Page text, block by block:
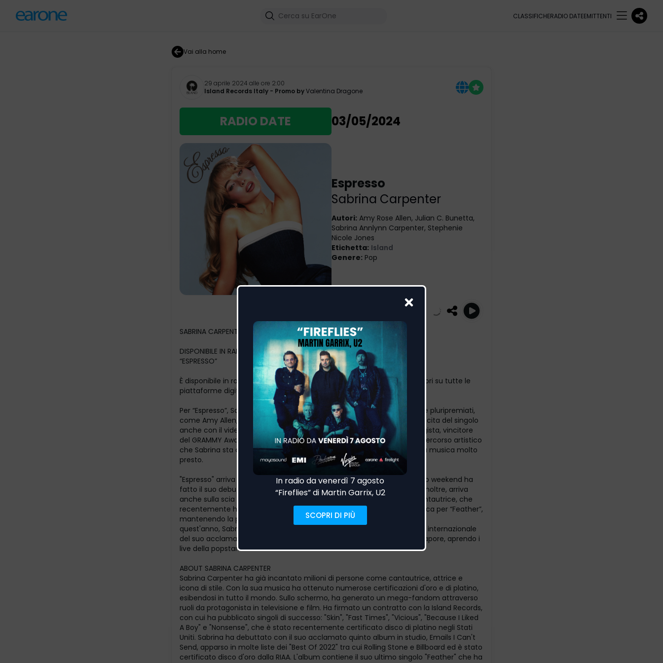
CLASSIFICHERADIO DATEEMITTENTI
Vai alla home
29 aprile 2024 alle ore 2:00
Island Records Italy - Promo byValentina Dragone
RADIO DATE 03/05/2024
Espresso
Sabrina Carpenter
Autori: Amy Rose Allen, Julian C. Bunetta,
Sabrina Annlynn Carpenter, Stephenie
Nicole Jones
Etichetta: Island
Genere: Pop
SABRINA CARPENTER
DISPONIBILE IN RADIO IL NUOVO SINGOLO
“ESPRESSO”
È disponibile in radio “Espresso”, il nuovo singolo di Sabrina Carpenter, fuori su tutte le
piattaforme digitali da venerdì 12 aprile.
Per “Espresso”, Sabrina ha arruolato una squadra di collaboratori storici e pluripremiati,
come Amy Allen, Julian Bunetta e Steph Jones e ha accompagnato l’uscita del singolo
anche con il video musicale ufficiale, diretto dall'iconico e rinomato regista, vincitore
del GRAMMY Award, Dave Meyers. “Espresso" dà ai fan un assaggio del percorso artistico
che Sabrina sta dando alla sua carriera, annunciando che ci sarà nuova musica molto
presto.
"Espresso" arriva in un periodo molto fortunato per Sabrina che lo scorso weekend ha
fatto il suo debutto sul palco principale del Coachella. Il nuovo singolo, inoltre, arriva
anche sulla scia di un'altra pietra miliare nella carriera della giovane cantautrice, che
recentemente ha guadagnato il suo primo posto nella top 40 radiofonica per “Feather”,
mantenendo la posizione per due settimane consecutive. All'inizio di
quest'anno, Sabrina ha fatto notizia unendosi a Taylor Swift nella tappa internazionale
del suo acclamato ERAS TOUR in Messico, Sud America, Australia e Singapore, aprendo i
live della popstar.
ABOUT SABRINA CARPENTER
Sabrina Carpenter ha già incantato milioni di persone come cantautrice, attrice e
icona di stile. Con la sua musica ha ottenuto numerose certificazioni d'oro e di platino,
esibendosi in tutto il mondo. Sullo schermo, ha generato un mega-fandom attraverso
ruoli da protagonista in televisione e film. Ha firmato un contratto con la Island Records,
con cui ha pubblicato singoli di successo: "Skin", "Fast Times", "Vicious", "Because I Liked
A Boy" e "Nonsense", che è stato recentemente certificato disco di platino negli Stati
Uniti. Sabrina ha debuttato con il suo acclamato quinto album in studio, Emails I Can't
Send, apparso in molte liste dei "Best Of 2022" tra cui Rolling Stone e Billboard ed è stato
certificato disco d'oro dalla RIAA. L'album contiene il suo ultimo singolo "Feather" che ha